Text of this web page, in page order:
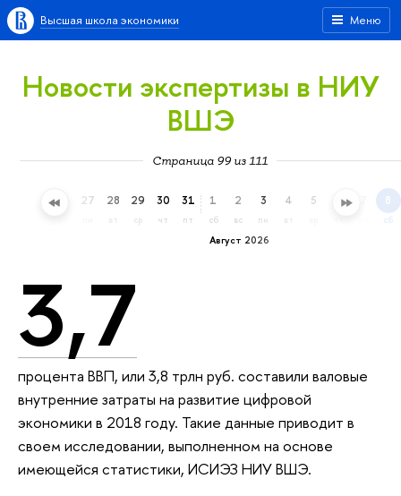
Меню
Высшая школа экономики
Новости экспертизы в НИУ
ВШЭ
Страница 99 из 111
26 27 28 29
ср
30
чт
31
пт
Август 2026
1
сб
2
вс
3
пн
4 5 6 8
сб
3,7
процента ВВП, или 3,8 трлн руб. составили валовые
внутренние затраты на развитие цифровой
экономики в 2018 году. Такие данные приводит в
своем исследовании, выполненном на основе
имеющейся статистики, ИСИЭЗ НИУ ВШЭ.